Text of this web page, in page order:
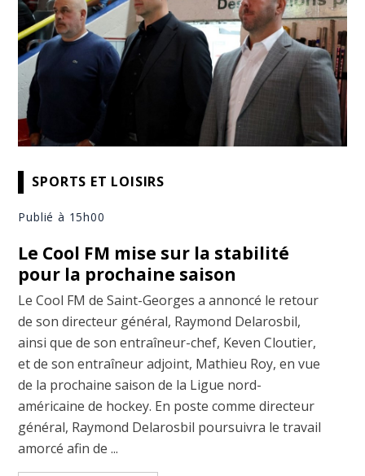
SPORTS ET LOISIRS
Publié à 15h00
Le Cool FM mise sur la stabilité
pour la prochaine saison
Le Cool FM de Saint-Georges a annoncé le retour
de son directeur général, Raymond Delarosbil,
ainsi que de son entraîneur-chef, Keven Cloutier,
et de son entraîneur adjoint, Mathieu Roy, en vue
de la prochaine saison de la Ligue nord-
américaine de hockey. En poste comme directeur
général, Raymond Delarosbil poursuivra le travail
amorcé afin de ...